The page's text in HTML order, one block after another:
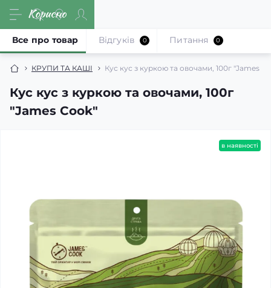
КРУПИ ТА КАШІ Кус кус з куркою та овочами, 100г "James
Кус кус з куркою та овочами, 100г
"James Cook"
Все про товар Відгуків 0 Питання 0
в наявності